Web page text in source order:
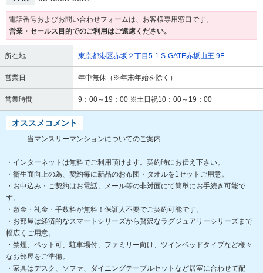
電話番号およびお問い合わせフォームは、お客様専用窓口です。
営業・セールス目的でのご利用はご遠慮ください。
所在地 東京都港区赤坂２丁目5-1 S-GATE赤坂山王 9F
営業日 年中無休（※年末年始を除く）
営業時間 9：00～19：00 ※土日祝10：00～19：00
オススメコメント
―――当マンスリーマンションについてのご案内―――
・インターネットは無料でご利用頂けます。契約時にお伝え下さい。
・衛生面向上の為、契約毎に新品のお布団・タオルを1セットご用意。
・お申込み・ご契約はお電話、メール等の非対面にて簡単にお手続き可能で
す。
・敷金・礼金・手数料が無料！保証人不要でご契約可能です。
・お部屋は経済的なスマートシリーズから贅沢なラグジュアリーシリーズまで
幅広くご用意。
・禁煙、ペット可、駐車場付、ファミリー向け、ツインベッドタイプなど様々
なお部屋をご準備。
・家具はデスク、ソファ、ダイニングテーブルセットなど居室に合わせて配